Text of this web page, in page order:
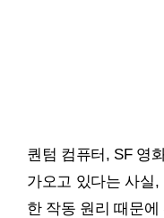
퀀텀 컴퓨터, SF 영
가오고 있다는 사실
한 작동 원리 때문